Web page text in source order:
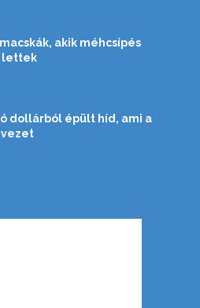
akik méhcsípés
lettek
dollárból épült híd, ami a